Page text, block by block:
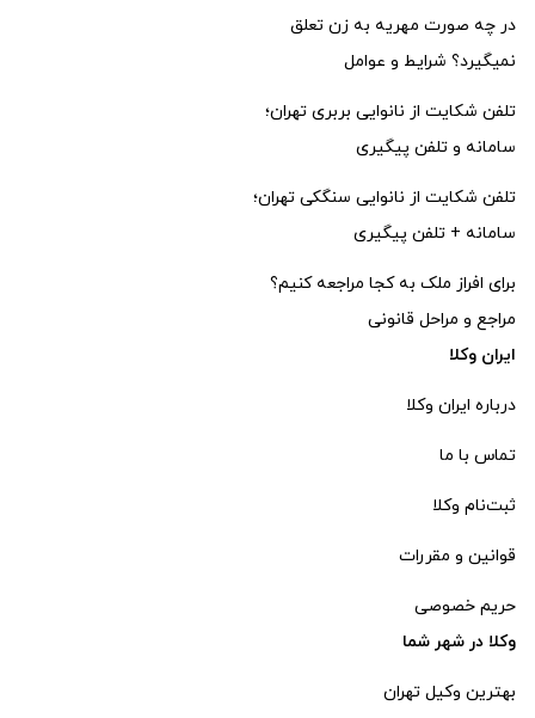
در چه صورت مهریه به زن تعلق
نمیگیرد؟ شرایط و عوامل
تلفن شکایت از نانوایی بربری تهران؛
سامانه و تلفن پیگیری
تلفن شکایت از نانوایی سنگکی تهران؛
سامانه + تلفن پیگیری
برای افراز ملک به کجا مراجعه کنیم؟
مراجع و مراحل قانونی
ایران وکلا
درباره ایران وکلا
تماس با ما
ثبت‌‌نام وکلا
قوانین و مقررات
حریم خصوصی
وکلا در شهر شما
بهترین وکیل تهران